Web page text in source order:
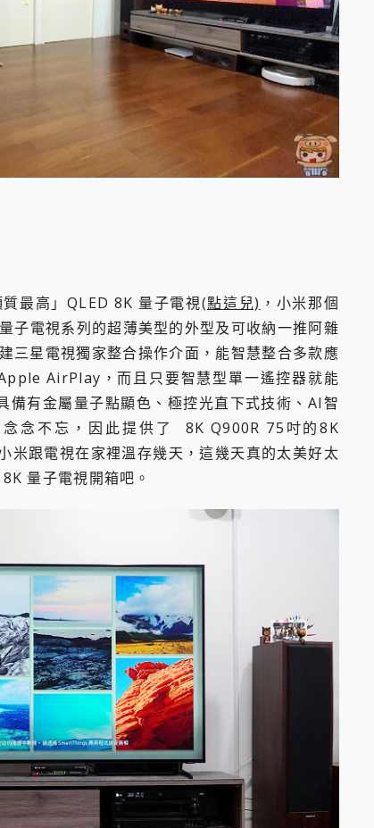
家 歡慶 EaseUS 21 週年到來，「Slogan 海報徵稿活動
的 ONPRO MagReact MXs2 5000mAh薄型磁吸無線急速
POCKET PRO 穿戴式智慧冷暖調溫裝置 開箱 評測
全新升級，GO Fest 五折優惠嗨翻天！支援 iOS/Android
與 S25 Ultra 誰能滿足全場景拍攝需求？
智慧錄音膠囊~ 您的AI 秘書已上線 每月免費送你 300分
亞奇雷 AI・Gaming・創作儲存方案登場，趕快來AGI亞
MagReact M5 10000mAh 5合1 磁吸無線急速行動電
行動儲能救車電源】 可靠的旅行夥伴！帶給您優異的安
途「MSI微星 Modern MD272UPSW 27型」 4K IPS 輕薄
耳機 三個設備充電一起搞定 ONPRO MagReact™ M3
」開放式耳掛耳機，無感配戴! 超穩超服貼，音質、通話
衣莉莎白 H1 Neo分子篩洗脫烘 AI 滾筒洗衣機
完美的家 MSI Nest Docking Station 掌機專屬擴充底座 開
嘉寬頻 SoundBox 劇院串流盒 開箱 評測
vivo X200 Pro、vivo X200 就是這麼好拍
線上去聲器一鍵去除人聲 人聲 音樂分離 2024 消除人聲
~~ iToolab AnyGo 魔物獵人 Now飛人 ios教學 不出門也
AnyTo 不出門也可以飛遍全世界
一次充5個設備 充好充滿 CUKTECH 酷態科 300W 微型充
這麼簡單 EaseUS Data Recovery Wizard Free 18.0.0 業
程式 EaseUS Partition Master 就是這麼簡單
深度的 Leica 影像旗艦手機! 加碼小旗艦 Xiaomi 14 開箱
囉 完美保護 MSI Claw A1M-026TW 電競掌機
評測! 首搭蔡司光學鏡頭、攝影棚級柔光環、拍攝功能最
星 MSI Claw A1M-026TW 電競掌機 開箱 評測
超好用的隱磁支架 O-ONE MAG 最會吸的行動電源 開箱
鏡實測：Find X9 Ultra 光學長焦隨手拍，紀錄生活就是這
g37 power上市，登錄在送飛利浦氣炸鍋
5 Pro Max，有螢幕的耳機會是智商稅嗎?
，加碼愛奇藝黃金雙周卡體驗，專案價最低 NT$0 起
最高」QLED 8K 量子電視(點這兒) ，小米那個
子電視系列的超薄美型的外型及可收納一推阿雜
三星電視獨家整合操作介面，能智慧整合多款應
AirPlay，而且只要智慧型單一遙控器就能
備有金屬量子點顯色、極控光直下式技術、AI智
念不忘，因此提供了 8K Q900R 75吋的8K
米跟電視在家裡溫存幾天，這幾天真的太美好太
量子電視開箱吧。